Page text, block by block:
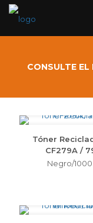
CONSULTE
Tóner
CF279A /
Negro/